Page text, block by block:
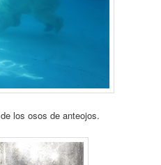
los osos de anteojos.